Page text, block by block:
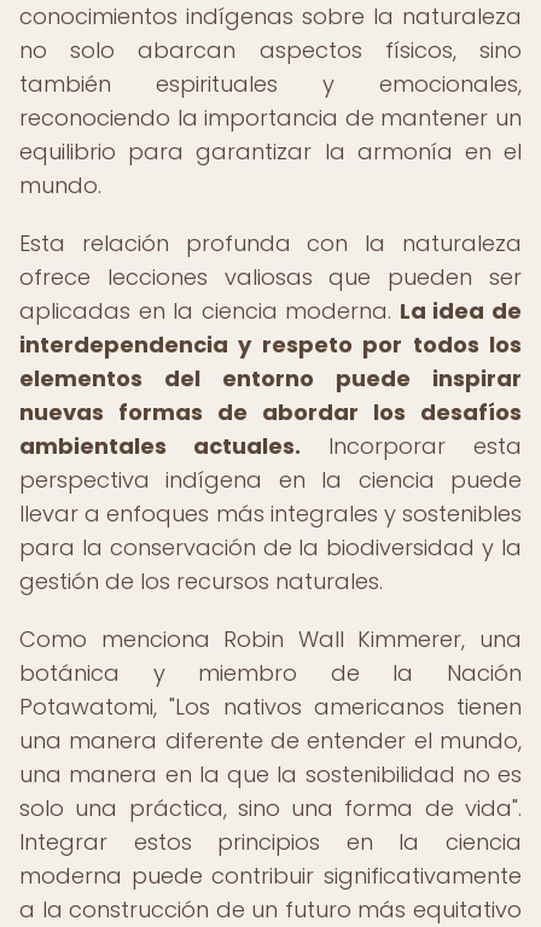
conocimientos indígenas sobre la naturaleza
no solo abarcan aspectos físicos, sino
también espirituales y emocionales,
reconociendo la importancia de mantener un
equilibrio para garantizar la armonía en el
mundo.
Esta relación profunda con la naturaleza
ofrece lecciones valiosas que pueden ser
aplicadas en la ciencia moderna. La idea de
interdependencia y respeto por todos los
elementos del entorno puede inspirar
nuevas formas de abordar los desafíos
ambientales actuales. Incorporar esta
perspectiva indígena en la ciencia puede
llevar a enfoques más integrales y sostenibles
para la conservación de la biodiversidad y la
gestión de los recursos naturales.
Como menciona Robin Wall Kimmerer, una
botánica y miembro de la Nación
Potawatomi, "Los nativos americanos tienen
una manera diferente de entender el mundo,
una manera en la que la sostenibilidad no es
solo una práctica, sino una forma de vida".
Integrar estos principios en la ciencia
moderna puede contribuir significativamente
a la construcción de un futuro más equitativo